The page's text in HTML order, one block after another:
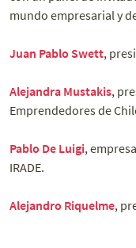
mundo empresarial y
Juan Pablo Swett,
Alejandra Mustakis,
Emprendedores de
Pablo De Luigi,
IRADE.
Alejandro Riquelme,